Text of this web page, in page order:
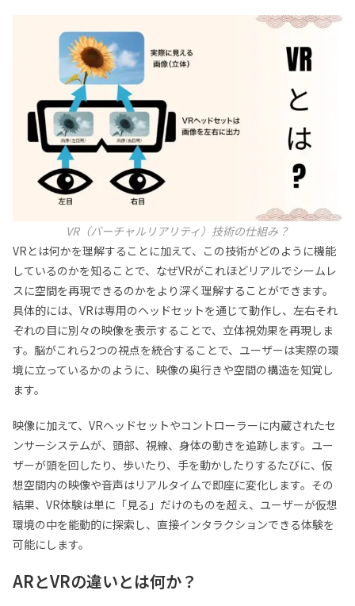
VR（バーチャルリアリティ）技術の仕組み？
VRとは何かを理解することに加えて、この技術がどのように機能
しているのかを知ることで、なぜVRがこれほどリアルでシームレ
スに空間を再現できるのかをより深く理解することができます。
具体的には、VRは専用のヘッドセットを通じて動作し、左右それ
ぞれの目に別々の映像を表示することで、立体視効果を再現しま
す。脳がこれら2つの視点を統合することで、ユーザーは実際の環
境に立っているかのように、映像の奥行きや空間の構造を知覚し
ます。
映像に加えて、VRヘッドセットやコントローラーに内蔵されたセ
ンサーシステムが、頭部、視線、身体の動きを追跡します。ユー
ザーが頭を回したり、歩いたり、手を動かしたりするたびに、仮
想空間内の映像や音声はリアルタイムで即座に変化します。その
結果、VR体験は単に「見る」だけのものを超え、ユーザーが仮想
環境の中を能動的に探索し、直接インタラクションできる体験を
可能にします。
ARとVRの違いとは何か？